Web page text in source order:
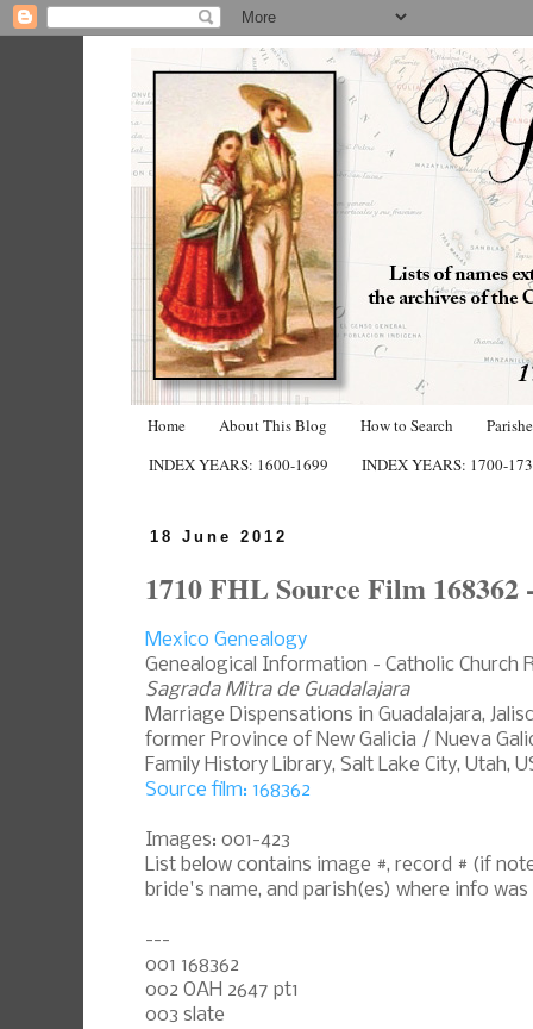
Home About This Blog How to Search
INDEX YEARS: 1600-1699
INDEX YEARS: 1700-
18 June 2012
1710 FHL Source Film 168362
Mexico Genealogy
Genealogical Information - Catholic Church
Sagrada Mitra de Guadalajara
Marriage Dispensations in Guadalajara,
former Province of New Galicia / Nueva
Family History Library, Salt Lake City, Utah,
Source film: 168362
Images: 001-423
List below contains image #, record # (if
bride's name, and parish(es) where info
---
001 168362
002 OAH 2647 pt1
003 slate